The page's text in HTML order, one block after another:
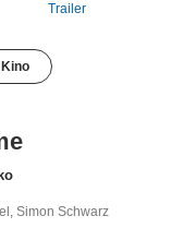
Trailer
Simon Schwarz